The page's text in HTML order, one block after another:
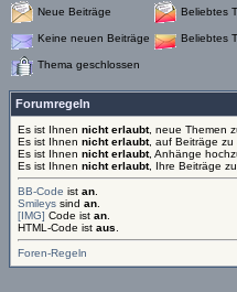
Neue Beiträge Beliebtes
Keine neuen Beiträge Beliebtes
Thema geschlossen
Forumregeln
Es ist Ihnen nicht erlaubt, neue Themen
Es ist Ihnen nicht erlaubt, auf Beiträge zu
Es ist Ihnen nicht erlaubt, Anhänge
Es ist Ihnen nicht erlaubt, Ihre Beiträge
BB-Code ist an
Smileys sind an
[IMG] Code ist an
HTML-Code ist aus
Foren-Regeln